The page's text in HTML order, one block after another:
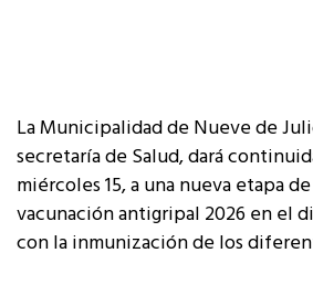
La Municipalidad de Nueve de
secretaría de Salud, dará
miércoles 15, a una nueva etapa
vacunación antigripal 2026 en el
con la inmunización de los